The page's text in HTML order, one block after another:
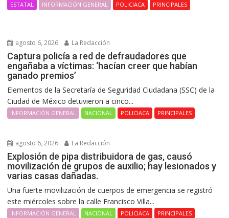
ESTATAL INFORMACIÓN GENERAL POLICIACA PRINCIPALES
agosto 6, 2026 La Redacción
Captura policía a red de defraudadores que
engañaba a víctimas: ‘hacían creer que habían
ganado premios’
Elementos de la Secretaría de Seguridad Ciudadana (SSC) de la
Ciudad de México detuvieron a cinco...
INFORMACIÓN GENERAL NACIONAL POLICIACA PRINCIPALES
agosto 6, 2026 La Redacción
Explosión de pipa distribuidora de gas, causó
movilización de grupos de auxilio; hay lesionados y
varias casas dañadas.
Una fuerte movilización de cuerpos de emergencia se registró
este miércoles sobre la calle Francisco Villa...
INFORMACIÓN GENERAL NACIONAL POLICIACA PRINCIPALES